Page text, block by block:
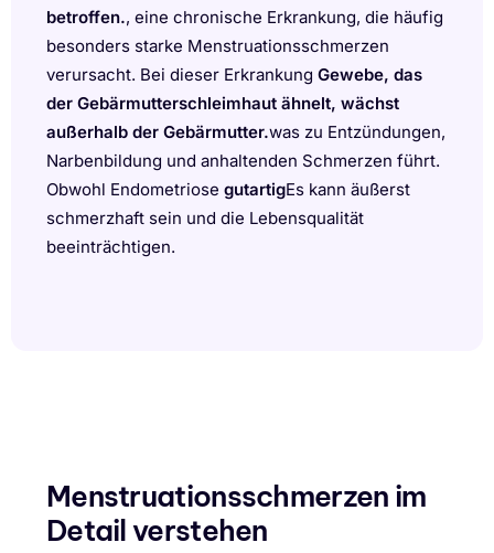
betroffen., eine chronische Erkrankung, die häufig
besonders starke Menstruationsschmerzen
verursacht. Bei dieser Erkrankung Gewebe, das
der Gebärmutterschleimhaut ähnelt, wächst
außerhalb der Gebärmutter.was zu Entzündungen,
Narbenbildung und anhaltenden Schmerzen führt.
Obwohl Endometriose gutartigEs kann äußerst
schmerzhaft sein und die Lebensqualität
beeinträchtigen.
Menstruationsschmerzen im
Detail verstehen